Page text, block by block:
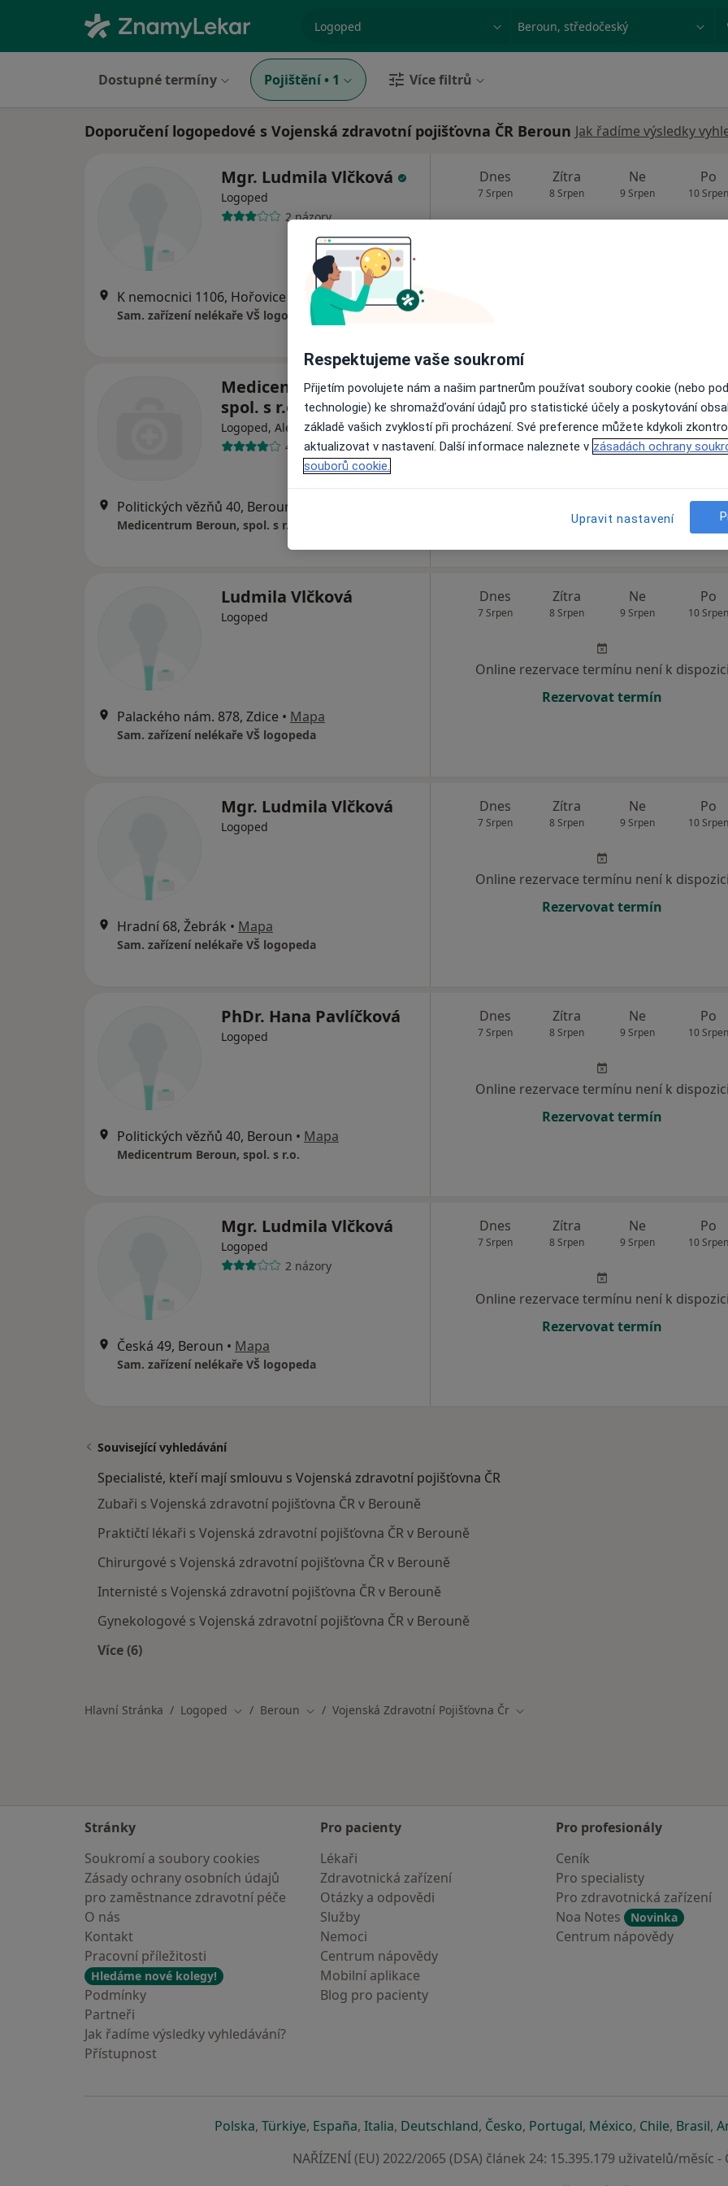
Město nebo region
Dostupné termíny Pojištění • 1 Více filtrů
Doporučení logopedové s Vojenská zdravotní pojišťovna ČR Beroun Jak řadíme výsledky
Mgr. Ludmila Vlčková
Logoped
2 názory
K nemocnici 1106, Hořovice Mapa
Sam. zařízení nelékaře VŠ logopeda
Dnes
7 Srpen
Zítra
8 Srpen
Ne
9 Srpen
Po
10 Srpen
Medicentrum Beroun,
spol. s r.o.
Logoped, Alergolog, Chirurg· Více
48 názorů
Politických vězňů 40, Beroun
Medicentrum Beroun, spol. s r.o.
Dnes
7 Srpen
Zítra
8 Srpen
Ne
9 Srpen
Po
10
Online rezervace termínu není k
Ludmila Vlčková
Logoped
Palackého nám. 878, Zdice • Mapa
Sam. zařízení nelékaře VŠ logopeda
Dnes
7 Srpen
Zítra
8 Srpen
Ne
9 Srpen
Po
10 Srpen
Online rezervace termínu není k dispozici
Rezervovat termín
Mgr. Ludmila Vlčková
Logoped
Hradní 68, Žebrák • Mapa
Sam. zařízení nelékaře VŠ logopeda
Dnes
7 Srpen
Zítra
8 Srpen
Ne
9 Srpen
Po
10 Srpen
Online rezervace termínu není k dispozici
Rezervovat termín
PhDr. Hana Pavlíčková
Logoped
Politických vězňů 40, Beroun • Mapa
Medicentrum Beroun, spol. s r.o.
Dnes
7 Srpen
Zítra
8 Srpen
Ne
9 Srpen
Po
10 Srpen
Online rezervace termínu není k dispozici
Rezervovat termín
Mgr. Ludmila Vlčková
Logoped
2 názory
Česká 49, Beroun • Mapa
Sam. zařízení nelékaře VŠ logopeda
Dnes
7 Srpen
Zítra
8 Srpen
Ne
9 Srpen
Po
10 Srpen
Online rezervace termínu není k dispozici
Rezervovat termín
Související vyhledávání
Specialisté, kteří mají smlouvu s Vojenská zdravotní pojišťovna ČR
Zubaři s Vojenská zdravotní pojišťovna ČR v Berouně
Praktičtí lékaři s Vojenská zdravotní pojišťovna ČR v Berouně
Chirurgové s Vojenská zdravotní pojišťovna ČR v Berouně
Internisté s Vojenská zdravotní pojišťovna ČR v Berouně
Gynekologové s Vojenská zdravotní pojišťovna ČR v Berouně
Více (6)
Hlavní Stránka Logoped Změna města
Beroun Změna města
Vojenská Zdravotní Pojišťovna Čr Změna města
Stránky
Soukromí a soubory cookies
Zásady ochrany osobních údajů
pro zaměstnance zdravotní péče
O nás
Kontakt
Pracovní příležitosti
Hledáme nové kolegy!
Podmínky
Partneři
Jak řadíme výsledky vyhledávání?
Přístupnost
Pro pacienty
Lékaři
Zdravotnická zařízení
Otázky a odpovědi
Služby
Nemoci
Centrum nápovědy
Mobilní aplikace
Blog pro pacienty
Pro profesionály
Ceník
Pro specialisty
Pro zdravotnická zařízení
Noa Notes
Novinka
Centrum nápovědy
Polskase otevře v nové záložce
, Türkiyese otevře v nové záložce
, Españase otevře v nové záložce
, Italiase otevře v nové záložce
, Deutschlandse otevře v nové záložce
, Českose otevře v nové záložce
, Portugalse otevře v nové
, Méxicose otevře v
, Chilese otevře
, Brasilse
,
NAŘÍZENÍ (EU) 2022/2065 (DSA) článek 24: 15.395.179 uživatelů/měsíc -
Respektujeme vaše soukromí
Přijetím povolujete nám a našim partnerům používat soubory cookie (nebo
technologie) ke shromažďování údajů pro statistické účely a poskytování
základě vašich zvyklostí při procházení. Své preference můžete kdykoli
aktualizovat v nastavení. Další informace naleznete v zásadách ochrany
souborů cookie.
Upravit nastavení